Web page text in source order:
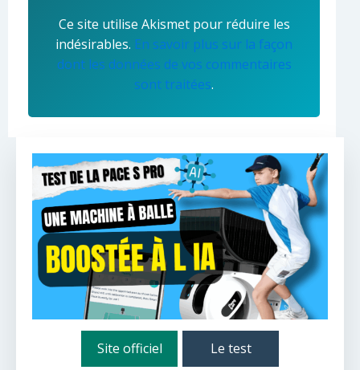
Ce site utilise Akismet pour réduire les
indésirables. En savoir plus sur la façon
dont les données de vos commentaires
sont traitées.
Site officiel Le test